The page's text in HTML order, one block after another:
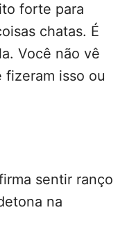
forte para
chatas. É
Você não vê
isso ou
sentir ranço
na